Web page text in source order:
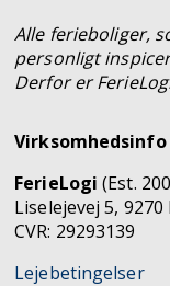
Alle ferieboliger,
personligt
Derfor er
Virksomhedsinfo
FerieLogi(Est.
Liselejevej 5,
CVR: 29293139
Lejebetingelser